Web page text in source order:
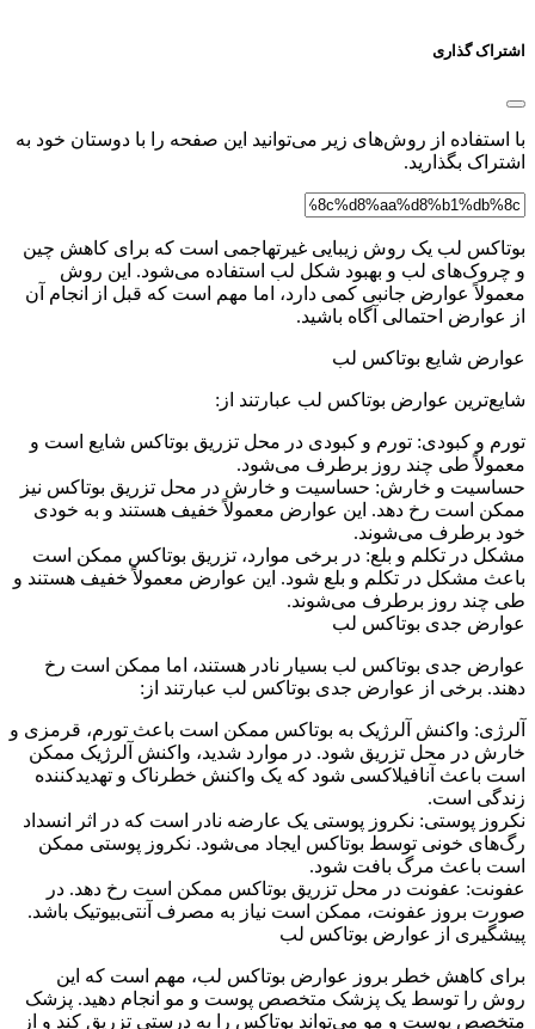
اشتراک گذاری
با استفاده از روش‌های زیر می‌توانید این صفحه را با دوستان خود به
اشتراک بگذارید.
بوتاکس لب یک روش زیبایی غیرتهاجمی است که برای کاهش چین
و چروک‌های لب و بهبود شکل لب استفاده می‌شود. این روش
معمولاً عوارض جانبی کمی دارد، اما مهم است که قبل از انجام آن
از عوارض احتمالی آگاه باشید.
عوارض شایع بوتاکس لب
شایع‌ترین عوارض بوتاکس لب عبارتند از:
تورم و کبودی: تورم و کبودی در محل تزریق بوتاکس شایع است و
معمولاً طی چند روز برطرف می‌شود.
حساسیت و خارش: حساسیت و خارش در محل تزریق بوتاکس نیز
ممکن است رخ دهد. این عوارض معمولاً خفیف هستند و به خودی
خود برطرف می‌شوند.
مشکل در تکلم و بلع: در برخی موارد، تزریق بوتاکس ممکن است
باعث مشکل در تکلم و بلع شود. این عوارض معمولاً خفیف هستند و
طی چند روز برطرف می‌شوند.
عوارض جدی بوتاکس لب
عوارض جدی بوتاکس لب بسیار نادر هستند، اما ممکن است رخ
دهند. برخی از عوارض جدی بوتاکس لب عبارتند از:
آلرژی: واکنش آلرژیک به بوتاکس ممکن است باعث تورم، قرمزی و
خارش در محل تزریق شود. در موارد شدید، واکنش آلرژیک ممکن
است باعث آنافیلاکسی شود که یک واکنش خطرناک و تهدیدکننده
زندگی است.
نکروز پوستی: نکروز پوستی یک عارضه نادر است که در اثر انسداد
رگ‌های خونی توسط بوتاکس ایجاد می‌شود. نکروز پوستی ممکن
است باعث مرگ بافت شود.
عفونت: عفونت در محل تزریق بوتاکس ممکن است رخ دهد. در
صورت بروز عفونت، ممکن است نیاز به مصرف آنتی‌بیوتیک باشد.
پیشگیری از عوارض بوتاکس لب
برای کاهش خطر بروز عوارض بوتاکس لب، مهم است که این
روش را توسط یک پزشک متخصص پوست و مو انجام دهید. پزشک
متخصص پوست و مو می‌تواند بوتاکس را به درستی تزریق کند و از